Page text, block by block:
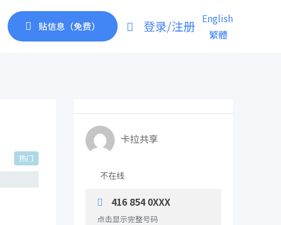
贴信息（免费） 登录/注册 English
繁體
热门
卡拉共享
不在线
416 854 0XXX
点击显示完整号码